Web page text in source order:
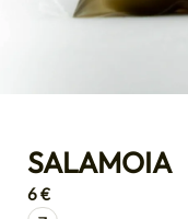
SALAMOIA
6 €